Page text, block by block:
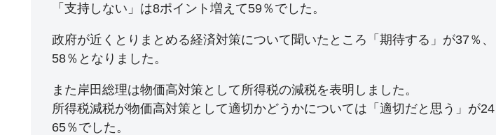
「支持しない」は8ポイント増えて59％でした。
政府が近くとりまとめる経済対策について聞いたところ「期待する」が37％
58％となりました。
また岸田総理は物価高対策として所得税の減税を表明しました。
所得税減税が物価高対策として適切かどうかについては「適切だと思う」が
65％でした。